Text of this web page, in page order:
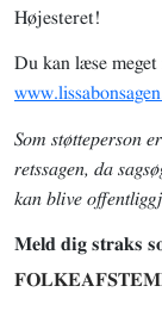
Højesteret!
Du kan læse meget
Som støtteperson
retssagen, da
kan blive
Meld dig straks